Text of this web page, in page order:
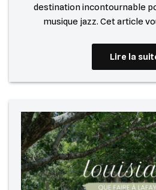
destination incontournable
musique jazz. Cet article
Lire la